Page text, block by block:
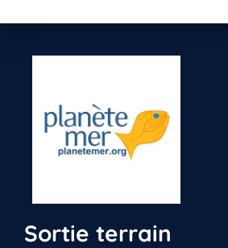
Sortie terrain